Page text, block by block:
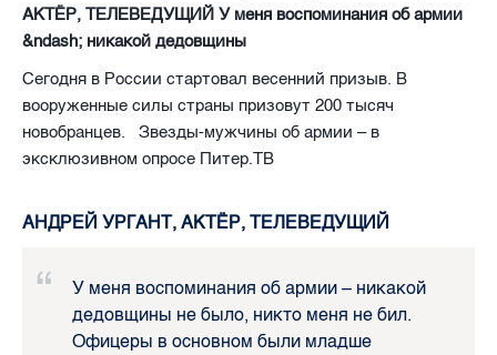
АКТЁР, ТЕЛЕВЕДУЩИЙ У меня воспоминания об армии
&ndash; никакой дедовщины
Сегодня в России стартовал весенний призыв. В
вооруженные силы страны призовут 200 тысяч
новобранцев. Звезды-мужчины об армии – в
эксклюзивном опросе Питер.ТВ
АНДРЕЙ УРГАНТ, АКТЁР, ТЕЛЕВЕДУЩИЙ
У меня воспоминания об армии – никакой
дедовщины не было, никто меня не бил.
Офицеры в основном были младше